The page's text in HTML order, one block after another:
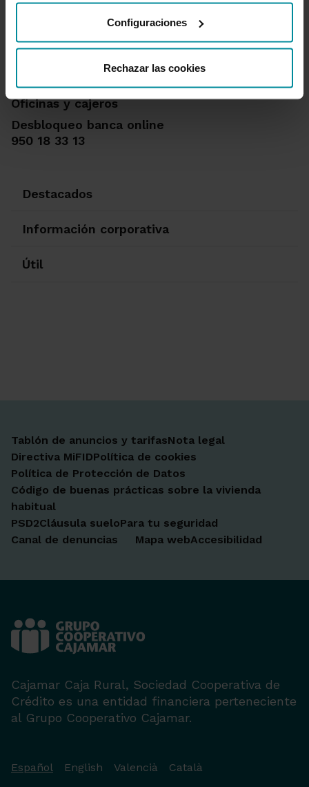
Configuraciones
Rechazar las cookies
Quejas y reclamaciones
Oficinas y cajeros
Desbloqueo banca online
950 18 33 13
Destacados
Información corporativa
Útil
Tablón de anuncios y tarifasNota legal
Directiva MiFIDPolítica de cookies
Política de Protección de Datos
Código de buenas prácticas sobre la vivienda
habitual
PSD2Cláusula sueloPara tu seguridad
Canal de denuncias
Mapa webAccesibilidad
Cajamar Caja Rural, Sociedad Cooperativa de
Crédito es una entidad financiera perteneciente
al Grupo Cooperativo Cajamar.
Español English Valencià Català